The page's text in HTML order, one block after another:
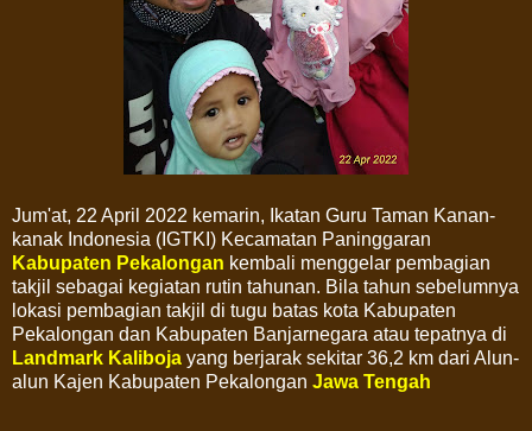
Jum'at, 22 April 2022 kemarin, Ikatan Guru Taman Kanan-
kanak Indonesia (IGTKI) Kecamatan Paninggaran
Kabupaten Pekalongan kembali menggelar pembagian
takjil sebagai kegiatan rutin tahunan. Bila tahun sebelumnya
lokasi pembagian takjil di tugu batas kota Kabupaten
Pekalongan dan Kabupaten Banjarnegara atau tepatnya di
Landmark Kaliboja yang berjarak sekitar 36,2 km dari Alun-
alun Kajen Kabupaten Pekalongan Jawa Tengah